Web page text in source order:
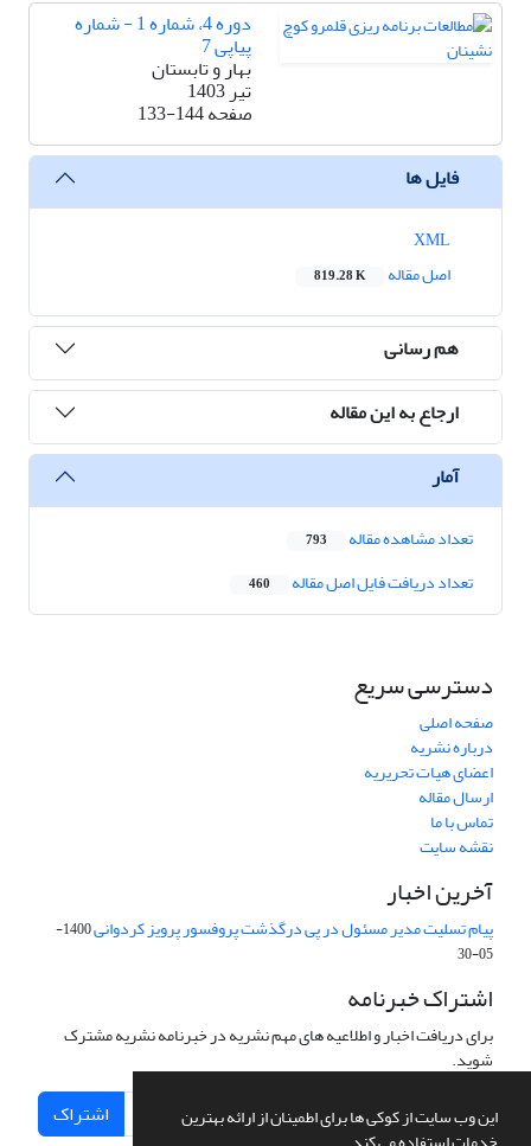
این وب سایت از کوکی ها برای اطمینان از ارائه بهترین
دوره 4، شماره 1 - شماره
پیاپی 7
بهار و تابستان
تیر 1403
صفحه133-144
فایل ها
اصل مقاله
819.28 K
هم رسانی
ارجاع به این مقاله
آمار
تعداد مشاهده مقاله 793
تعداد دریافت فایل اصل مقاله 460
دسترسی سریع
صفحه اصلی
درباره نشریه
اعضای هیات تحریریه
ارسال مقاله
تماس با ما
نقشه سایت
آخرین اخبار
پیام تسلیت مدیر مسئول در پی درگذشت پروفسور پرویز کردوانی
1400-
05-30
اشتراک خبرنامه
برای دریافت اخبار و اطلاعیه های مهم نشریه در خبرنامه نشریه مشترک
شوید.
اشتراک